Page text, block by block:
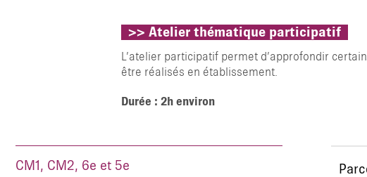
>> Atelier thématique participatif
L’atelier participatif permet d’approfondir
être réalisés en établissement.
Durée : 2h environ
CM1, CM2, 6e et 5e